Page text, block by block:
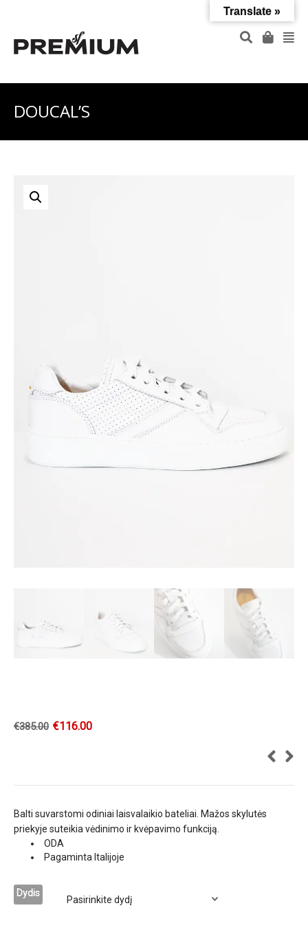
DOUCAL’S
€385.00 €116.00
Balti suvarstomi odiniai laisvalaikio bateliai. Mažos skylutės
priekyje suteikia vėdinimo ir kvėpavimo funkciją.
ODA
Pagaminta Italijoje
Dydis
Translate »